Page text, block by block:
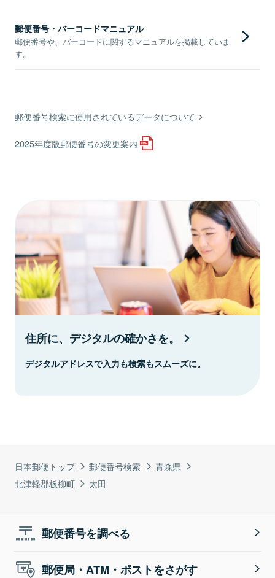
日本郵便トップ 郵便番号検索
青森県
北津軽郡板柳町
太田
郵便番号・バーコードマニュアル
郵便番号や、バーコードに関するマニュアルを掲載していま
す。
郵便番号検索に使用されているデータについて
2025年度版郵便番号の変更案内
住所に、デジタルの確かさを。
デジタルアドレスで入力も検索もスムーズに。
郵便番号を調べる
郵便局・ATM・ポストをさがす